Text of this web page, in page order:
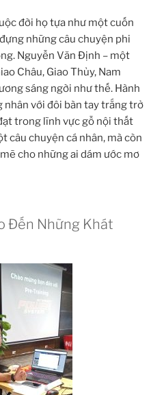
đời họ tựa như một cuốn
những câu chuyện phi
Nguyễn Văn Định – một
Châu, Giao Thủy, Nam
sáng ngời như thế. Hành
nhân với đôi bàn tay trắng trở
trong lĩnh vực gỗ nội thất
câu chuyện cá nhân, mà còn
cho những ai dám ước mơ
Đến Những Khát